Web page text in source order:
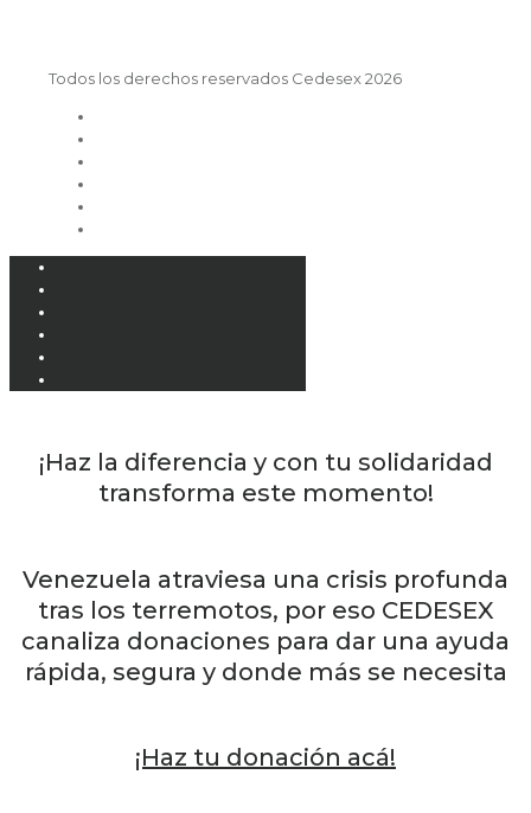
Todos los derechos reservados Cedesex 2026
¡Haz la diferencia y con tu solidaridad
transforma este momento!
Venezuela atraviesa una crisis profunda
tras los terremotos, por eso CEDESEX
canaliza donaciones para dar una ayuda
rápida, segura y donde más se necesita
¡Haz tu donación acá!